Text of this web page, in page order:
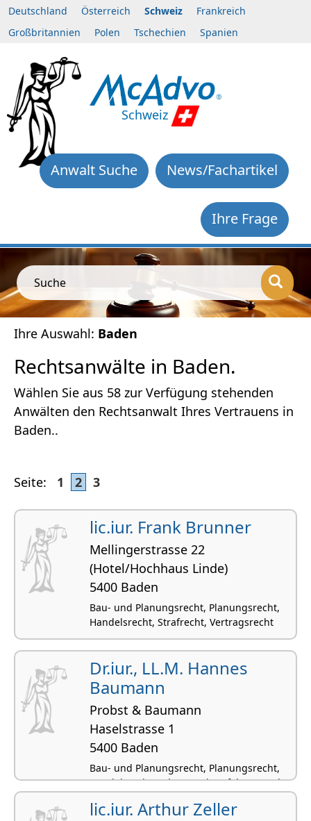
Deutschland Österreich Schweiz
Frankreich
Großbritannien
Polen Tschechien Spanien
Schweiz
News/Fachartikel
Anwalt Suche
Ihre Frage
Suche
Ihre Auswahl: Baden
Rechtsanwälte in Baden.
Wählen Sie aus 58 zur Verfügung stehenden
Anwälten den Rechtsanwalt Ihres Vertrauens in
Baden..
Seite: 1 2 3
lic.iur. Frank Brunner
Mellingerstrasse 22
(Hotel/Hochhaus Linde)
5400 Baden
Bau- und Planungsrecht, Planungsrecht,
Handelsrecht, Strafrecht, Vertragsrecht
Dr.iur., LL.M. Hannes
Baumann
Probst & Baumann
Haselstrasse 1
5400 Baden
Bau- und Planungsrecht, Planungsrecht,
Handelsrecht, SchKG und Verfahrensrecht,
Vertragsrecht
lic.iur. Arthur Zeller